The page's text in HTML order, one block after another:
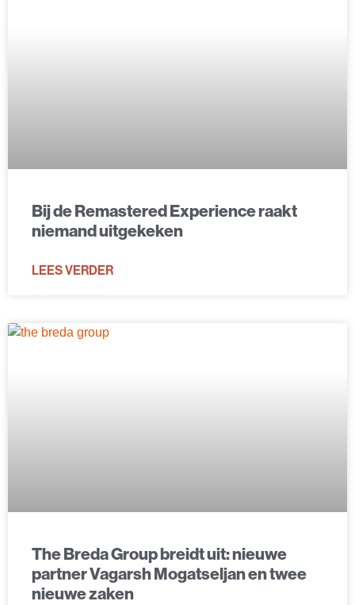
Bij de Remastered Experience raakt
niemand uitgekeken
LEES VERDER
The Breda Group breidt uit: nieuwe
partner Vagarsh Mogatseljan en twee
nieuwe zaken